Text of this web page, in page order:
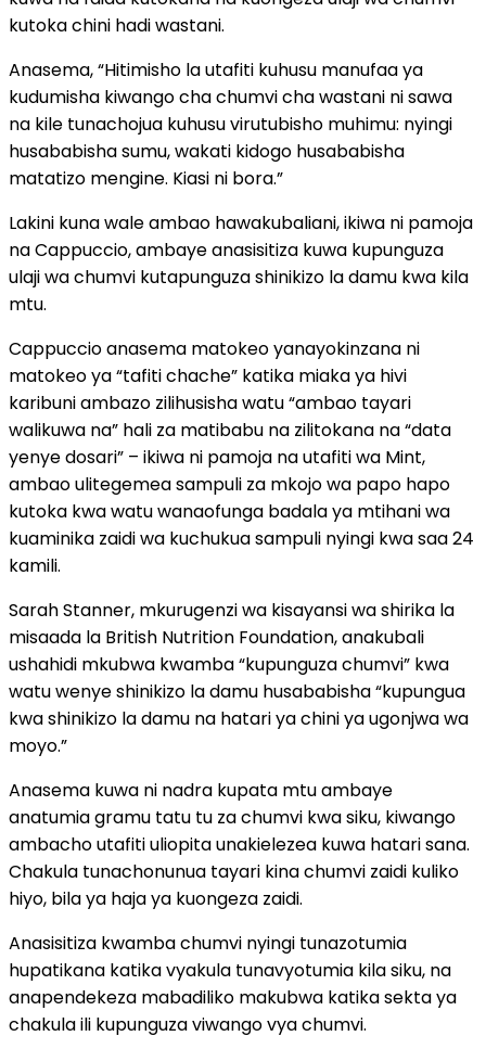
kutoka chini hadi wastani.
Anasema, “Hitimisho la utafiti kuhusu manufaa ya
kudumisha kiwango cha chumvi cha wastani ni sawa
na kile tunachojua kuhusu virutubisho muhimu: nyingi
husababisha sumu, wakati kidogo husababisha
matatizo mengine. Kiasi ni bora.”
Lakini kuna wale ambao hawakubaliani, ikiwa ni pamoja
na Cappuccio, ambaye anasisitiza kuwa kupunguza
ulaji wa chumvi kutapunguza shinikizo la damu kwa kila
mtu.
Cappuccio anasema matokeo yanayokinzana ni
matokeo ya “tafiti chache” katika miaka ya hivi
karibuni ambazo zilihusisha watu “ambao tayari
walikuwa na” hali za matibabu na zilitokana na “data
yenye dosari” – ikiwa ni pamoja na utafiti wa Mint,
ambao ulitegemea sampuli za mkojo wa papo hapo
kutoka kwa watu wanaofunga badala ya mtihani wa
kuaminika zaidi wa kuchukua sampuli nyingi kwa saa 24
kamili.
Sarah Stanner, mkurugenzi wa kisayansi wa shirika la
misaada la British Nutrition Foundation, anakubali
ushahidi mkubwa kwamba “kupunguza chumvi” kwa
watu wenye shinikizo la damu husababisha “kupungua
kwa shinikizo la damu na hatari ya chini ya ugonjwa wa
moyo.”
Anasema kuwa ni nadra kupata mtu ambaye
anatumia gramu tatu tu za chumvi kwa siku, kiwango
ambacho utafiti uliopita unakielezea kuwa hatari sana.
Chakula tunachonunua tayari kina chumvi zaidi kuliko
hiyo, bila ya haja ya kuongeza zaidi.
Anasisitiza kwamba chumvi nyingi tunazotumia
hupatikana katika vyakula tunavyotumia kila siku, na
anapendekeza mabadiliko makubwa katika sekta ya
chakula ili kupunguza viwango vya chumvi.